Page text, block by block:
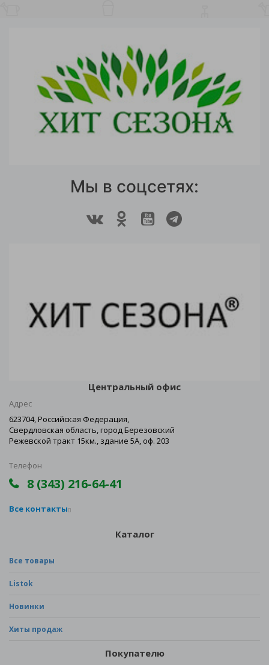
Мы в соцсетях:
Центральный офис
Адрес
623704, Российская Федерация,
Свердловская область, город Березовский
Режевской тракт 15км., здание 5А, оф. 203
Телефон
8 (343) 216-64-41
Все контакты
Каталог
Все товары
Listok
Новинки
Хиты продаж
Покупателю